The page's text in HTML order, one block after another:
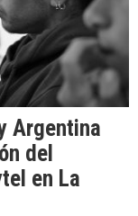
Argentina
del
en La